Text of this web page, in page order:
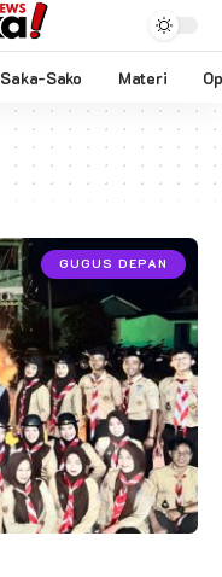
Saka-Sako Materi
GUGUS DEPAN